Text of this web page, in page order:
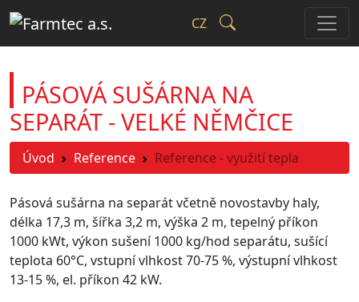
CZ
PÁSOVÁ SUŠÁRNA NA
SEPARÁT - VELKÉ NĚMČICE
Úvod Reference Reference - využití tepla
Pásová sušárna na separát včetně novostavby haly,
délka 17,3 m, šířka 3,2 m, výška 2 m, tepelný příkon
1000 kWt, výkon sušení 1000 kg/hod separátu, sušící
teplota 60°C, vstupní vlhkost 70-75 %, výstupní vlhkost
13-15 %, el. příkon 42 kW.